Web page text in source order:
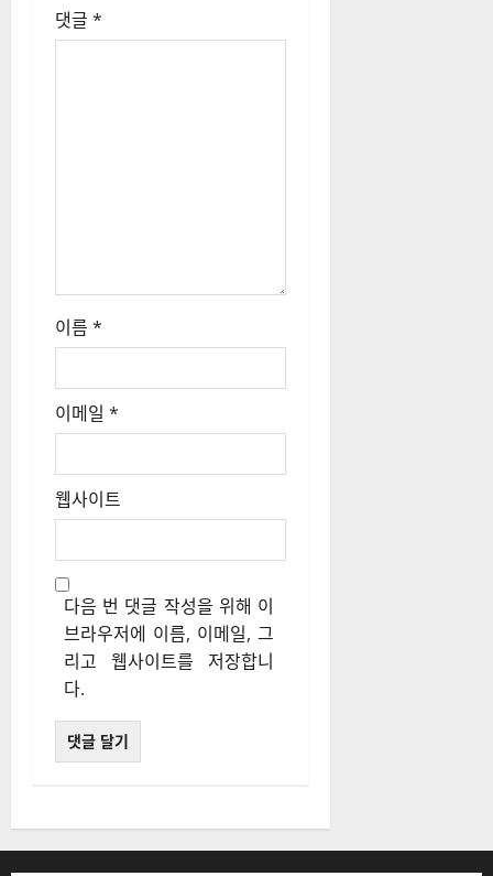
댓글 *
이름 *
이메일 *
웹사이트
다음 번 댓글 작성을 위해 이
브라우저에 이름, 이메일, 그
리고 웹사이트를 저장합니
다.